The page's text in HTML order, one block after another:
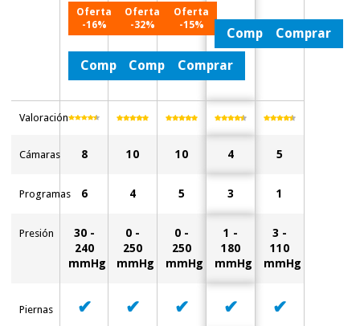
Veterinária
Instrumental
cirúrgico
e jogos
Vestuário
Ortopedia
Oferta
-16%
Comprar
Oferta
-32%
Comprar
Oferta
-15%
Comprar
ComprarComprar
Valoración
Cámaras 8 10 10 4 5
Programas 6 4 5 3 1
Presión
30 -
240
mmHg
0 -
250
mmHg
0 -
250
mmHg
1 -
180
mmHg
3 -
110
mmHg
Piernas ✔ ✔ ✔ ✔ ✔